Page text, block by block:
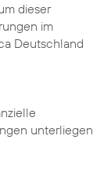
dieser
im
Deutschland
unterliegen